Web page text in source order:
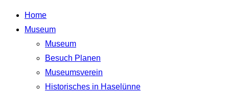
Skip
Navigation
Skip
Home
Museum
Museum
Besuch Planen
Museumsverein
Historisches in Haselünne